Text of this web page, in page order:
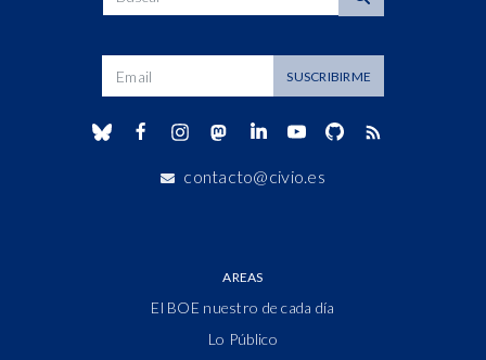
SUSCRIBIRME
contacto@civio.es
AREAS
El BOE nuestro de cada día
Lo Público